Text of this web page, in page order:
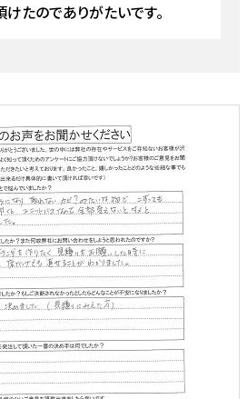
けたのでありがたいです。